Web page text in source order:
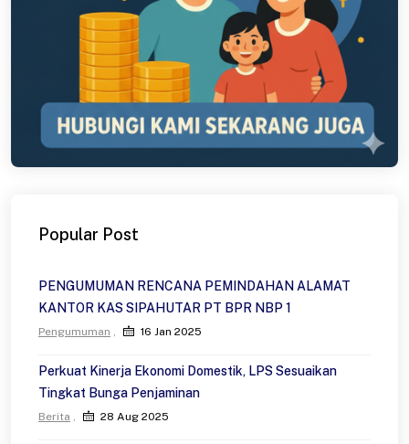
Popular Post
PENGUMUMAN RENCANA PEMINDAHAN ALAMAT
KANTOR KAS SIPAHUTAR PT BPR NBP 1
Pengumuman 16 Jan 2025
Perkuat Kinerja Ekonomi Domestik, LPS Sesuaikan
Tingkat Bunga Penjaminan
Berita 28 Aug 2025